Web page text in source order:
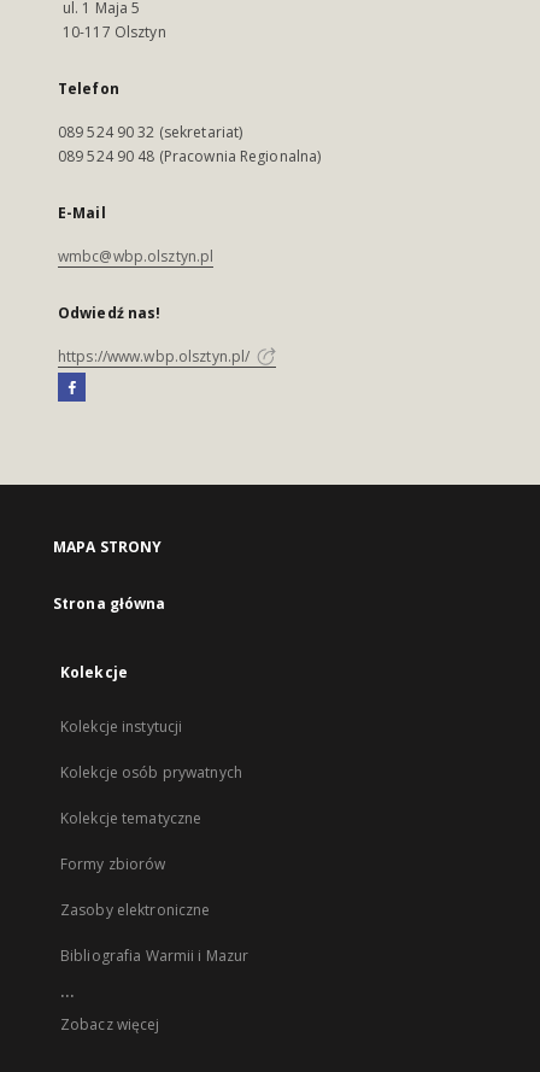
ul. 1 Maja 5
10-117 Olsztyn
Telefon
089 524 90 32 (sekretariat)
089 524 90 48 (Pracownia Regionalna)
E-Mail
wmbc@wbp.olsztyn.pl
Odwiedź nas!
https://www.wbp.olsztyn.pl/
MAPA STRONY
Strona główna
Kolekcje
Kolekcje instytucji
Kolekcje osób prywatnych
Kolekcje tematyczne
Formy zbiorów
Zasoby elektroniczne
Bibliografia Warmii i Mazur
...
Zobacz więcej